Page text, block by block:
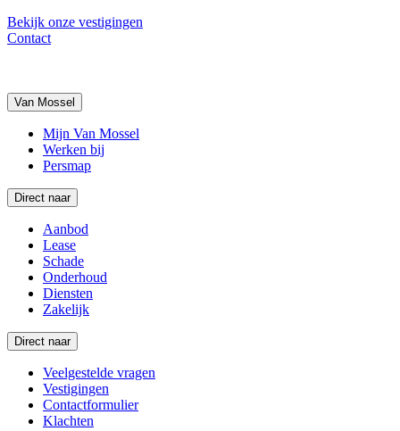
Bekijk onze vestigingen
Contact
Van Mossel
Mijn Van Mossel
Werken bij
Persmap
Direct naar
Aanbod
Lease
Schade
Onderhoud
Diensten
Zakelijk
Direct naar
Veelgestelde vragen
Vestigingen
Contactformulier
Klachten